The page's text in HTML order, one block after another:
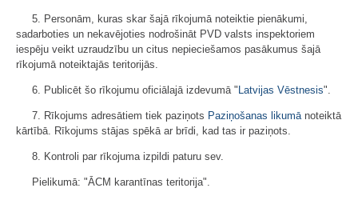
5. Personām, kuras skar šajā rīkojumā noteiktie pienākumi,
sadarboties un nekavējoties nodrošināt PVD valsts inspektoriem
iespēju veikt uzraudzību un citus nepieciešamos pasākumus šajā
rīkojumā noteiktajās teritorijās.
6. Publicēt šo rīkojumu oficiālajā izdevumā " Latvijas Vēstnesis".
7. Rīkojums adresātiem tiek paziņots Paziņošanas likumā noteiktā
kārtībā. Rīkojums stājas spēkā ar brīdi, kad tas ir paziņots.
8. Kontroli par rīkojuma izpildi paturu sev.
Pielikumā: "ĀCM karantīnas teritorija".